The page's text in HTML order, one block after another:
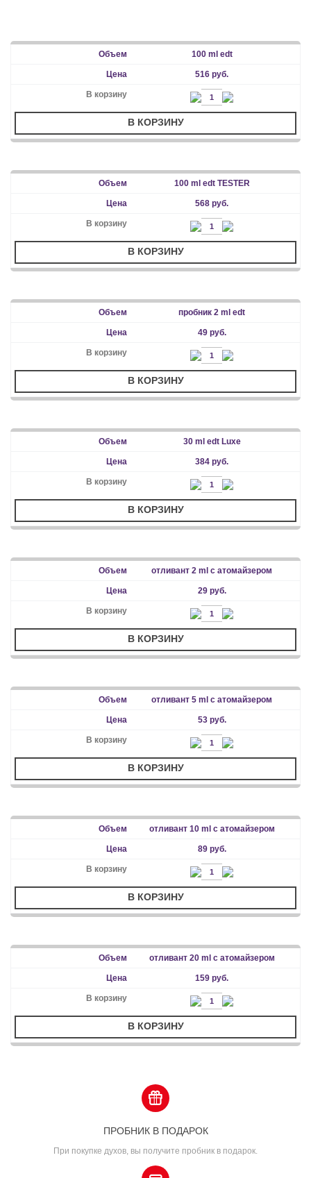
100 ml edt
516 руб.
В КОРЗИНУ
100 ml edt TESTER
568 руб.
В КОРЗИНУ
пробник 2 ml edt
49 руб.
В КОРЗИНУ
30 ml edt Luxe
384 руб.
В КОРЗИНУ
отливант 2 ml с атомайзером
29 руб.
В КОРЗИНУ
отливант 5 ml с атомайзером
53 руб.
В КОРЗИНУ
отливант 10 ml с атомайзером
89 руб.
В КОРЗИНУ
отливант 20 ml с атомайзером
159 руб.
В КОРЗИНУ
ПРОБНИК В ПОДАРОК
При покупке духов, вы получите пробник в подарок.